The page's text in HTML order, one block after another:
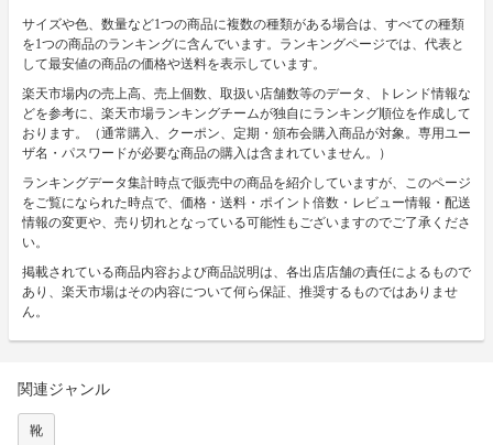
サイズや色、数量など1つの商品に複数の種類がある場合は、すべての種類
を1つの商品のランキングに含んでいます。ランキングページでは、代表と
して最安値の商品の価格や送料を表示しています。
楽天市場内の売上高、売上個数、取扱い店舗数等のデータ、トレンド情報な
どを参考に、楽天市場ランキングチームが独自にランキング順位を作成して
おります。（通常購入、クーポン、定期・頒布会購入商品が対象。専用ユー
ザ名・パスワードが必要な商品の購入は含まれていません。）
ランキングデータ集計時点で販売中の商品を紹介していますが、このページ
をご覧になられた時点で、価格・送料・ポイント倍数・レビュー情報・配送
情報の変更や、売り切れとなっている可能性もございますのでご了承くださ
い。
掲載されている商品内容および商品説明は、各出店店舗の責任によるもので
あり、楽天市場はその内容について何ら保証、推奨するものではありませ
ん。
関連ジャンル
靴